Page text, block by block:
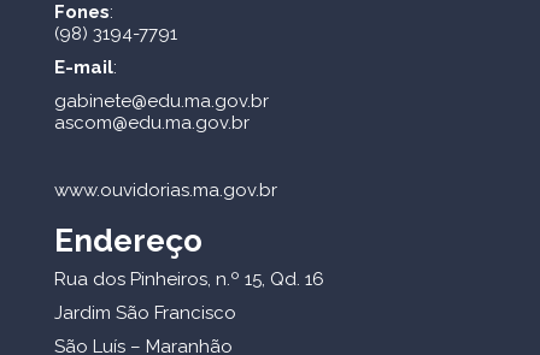
Fones:
(98) 3194-7791
E-mail:
gabinete@edu.ma.gov.br
ascom@edu.ma.gov.br
www.ouvidorias.ma.gov.br
Endereço
Rua dos Pinheiros, n.º 15, Qd. 16
Jardim São Francisco
São Luís – Maranhão